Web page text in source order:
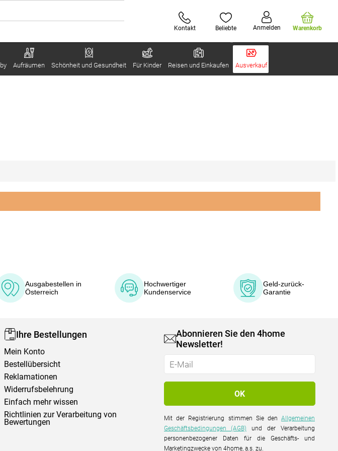
Kontakt Beliebte Anmelden Warenkorb
Aufräumen Schönheit und Gesundheit Für Kinder Reisen und Einkaufen Ausverkauf
Ausgabestellen in
Österreich
Hochwertiger
Kundenservice
Geld-zurück-
Garantie
Ihre Bestellungen
Mein Konto
Bestellübersicht
Reklamationen
Widerrufsbelehrung
Einfach mehr wissen
Richtlinien zur Verarbeitung von
Bewertungen
Abonnieren Sie den 4home
Newsletter!
Mit der Registrierung stimmen Sie denAllgemeinen
Geschäftsbedingungen (AGB) und der Verarbeitung
personenbezogener Daten für die Geschäfts- und
Marketingzwecke von 4home, a.s. zu.